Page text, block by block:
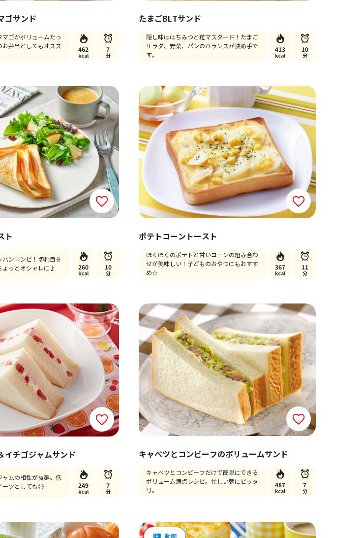
ゴサンド
マゴがボリュームたっ
弁当としてもオスス
462
kcal
7
分
たまごBLTサンド
隠し味ははちみつと粒マスタード！たまご
サラダ、野菜、パンのバランスが決め手で
す。
413
kcal
10
分
ト
ンコンビ！切れ目を
ょっとオシャレに♪
260
kcal
10
分
ポテトコーントースト
ほくほくのポテトと甘いコーンの組み合わ
せが美味しい！子どものおやつにもおすす
め☆
367
kcal
11
分
イチゴジャムサンド
ャムの相性が抜群。低
ーツとしても◎
249
kcal
7
分
キャベツとコンビーフのボリュームサンド
キャベツとコンビーフだけで簡単にできる
ボリューム満点レシピ。忙しい朝にピッタ
リ。
487
kcal
7
分